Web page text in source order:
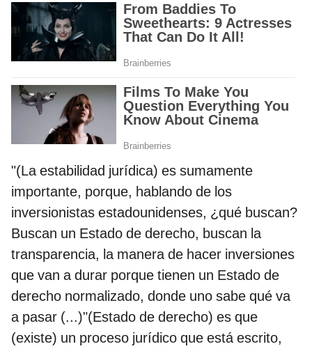
"(La estabilidad jurídica) es sumamente
importante, porque, hablando de los
inversionistas estadounidenses, ¿qué buscan?
Buscan un Estado de derecho, buscan la
transparencia, la manera de hacer inversiones
que van a durar porque tienen un Estado de
derecho normalizado, donde uno sabe qué va
a pasar (...)"(Estado de derecho) es que
(existe) un proceso jurídico que está escrito,